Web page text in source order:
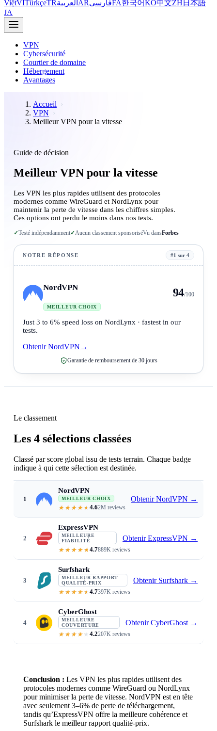
ViệtVITürkçeTRالعربية ARفارسیFA한국어KO中文ZH 日本語
JA
VPN
Cybersécurité
Courtier de domaine
Hébergement
Avantages
Accueil
VPN
Meilleur VPN pour la vitesse
Guide de décision
Meilleur VPN pour la vitesse
Les VPN les plus rapides utilisent des protocoles
modernes comme WireGuard et NordLynx pour
maintenir la perte de vitesse dans les chiffres simples.
Ces options ont perdu le moins dans nos tests.
✓Testé indépendamment✓Aucun classement sponsoriséVu dansForbes
NOTRE RÉPONSE #1 sur 4
NordVPN
MEILLEUR CHOIX
94/100
Just 3 to 6% speed loss on NordLynx · fastest in our
tests.
Obtenir NordVPN →
Garantie de remboursement de 30 jours
Le classement
Les 4 sélections classées
Classé par score global issu de tests terrain. Chaque badge
indique à qui cette sélection est destinée.
1
NordVPN
MEILLEUR CHOIX
4.62M reviews
Obtenir NordVPN →
2
ExpressVPN
MEILLEURE
FIABILITÉ
4.7889K reviews
Obtenir ExpressVPN →
3
Surfshark
MEILLEUR RAPPORT
QUALITÉ-PRIX
4.7397K reviews
Obtenir Surfshark →
4
CyberGhost
MEILLEURE
COUVERTURE
4.2207K reviews
Obtenir CyberGhost →
Conclusion : Les VPN les plus rapides utilisent des
protocoles modernes comme WireGuard ou NordLynx
pour minimiser la perte de vitesse. NordVPN est en tête
avec seulement 3–6% de perte de téléchargement,
tandis qu’ExpressVPN offre la meilleure cohérence et
Surfshark le meilleur rapport qualité-prix.